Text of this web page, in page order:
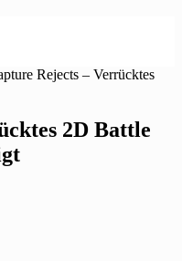
Rejects – Verrücktes
2D Battle